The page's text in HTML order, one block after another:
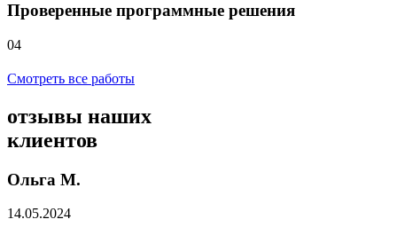
Проверенные программные решения
04
Смотреть все работы
отзывы наших
клиентов
Ольга М.
14.05.2024